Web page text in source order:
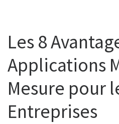
Les 8
Applications
Mesure pour
Entreprises